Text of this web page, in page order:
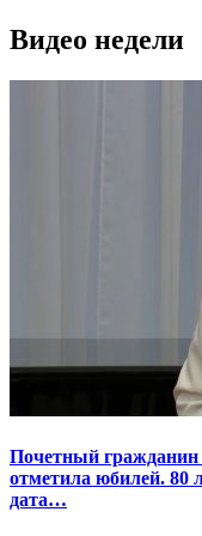
Видео недели
Почетный гражданин
отметила юбилей. 80
дата…